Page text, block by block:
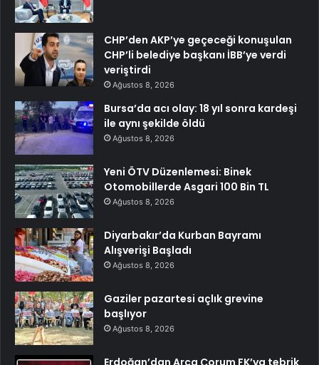
CHP’den AKP’ye geçeceği konuşulan
CHP’li belediye başkanı İBB’ye verdi
veriştirdi
Ağustos 8, 2026
Bursa’da acı olay: 18 yıl sonra kardeşi
ile aynı şekilde öldü
Ağustos 8, 2026
Yeni ÖTV Düzenlemesi: Binek
Otomobillerde Asgari 100 Bin TL
Ağustos 8, 2026
Diyarbakır’da Kurban Bayramı
Alışverişi Başladı
Ağustos 8, 2026
Gaziler pazartesi açlık grevine
başlıyor
Ağustos 8, 2026
Erdoğan’dan Arca Çorum FK’ya tebrik